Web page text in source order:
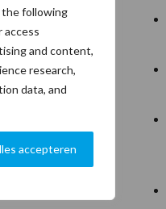
following
access
and content,
research,
data, and
accepteren